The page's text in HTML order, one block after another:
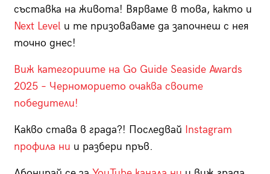
съставка на живота! Вярваме в това, както и
Next Level и те призоваваме да започнеш с нея
точно днес!
Виж категориите на Go Guide Seaside Awards
2025 – Черноморието очаква своите
победители!
Какво става в града?! Последвай Instagram
профила ни и разбери пръв.